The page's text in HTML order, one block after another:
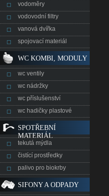
vodoměry
vodovodní filtry
vanová dvířka
spojovací materiál
WC KOMBI, MODULY
wc ventily
wc nádržky
wc příslušenství
wc hadičky plastové
SPOTŘEBNÍ
MATERIÁL
tekutá mýdla
čistící prostředky
palivo pro biokrby
SIFONY A ODPADY